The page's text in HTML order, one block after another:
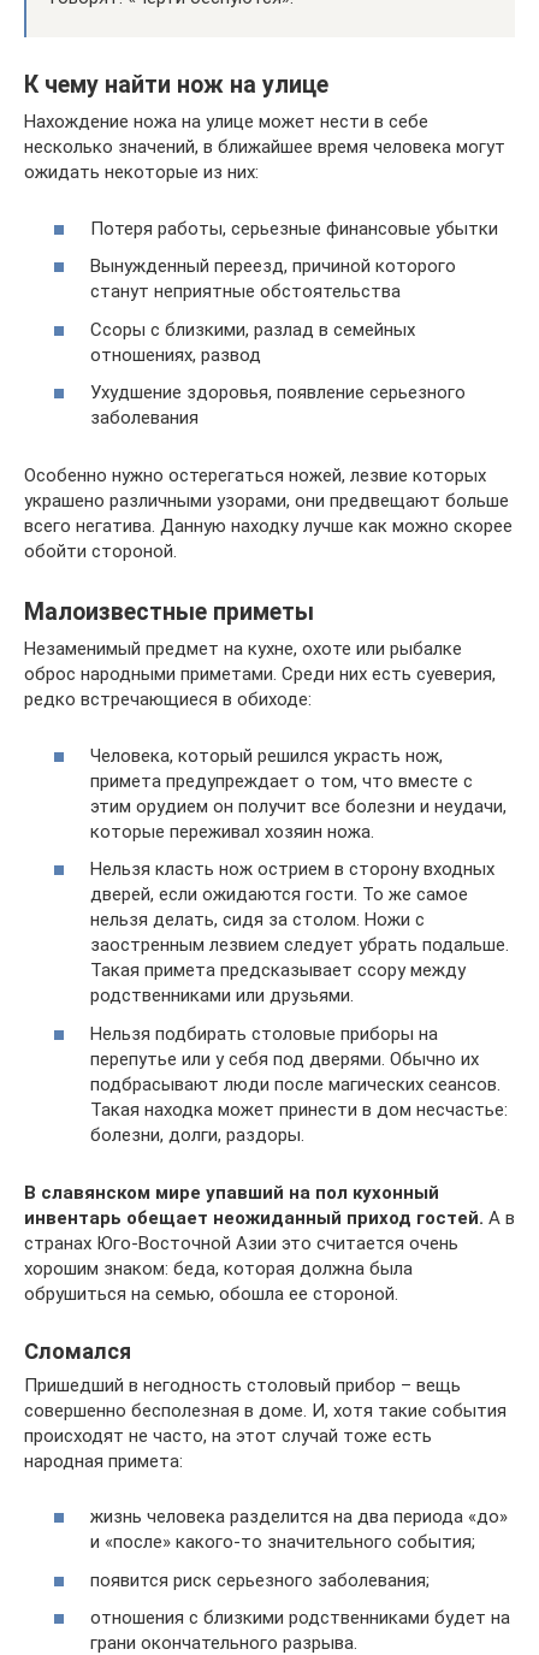
К чему найти нож на улице
Нахождение ножа на улице может нести в себе
несколько значений, в ближайшее время человека могут
ожидать некоторые из них:
Потеря работы, серьезные финансовые убытки
Вынужденный переезд, причиной которого
станут неприятные обстоятельства
Ссоры с близкими, разлад в семейных
отношениях, развод
Ухудшение здоровья, появление серьезного
заболевания
Особенно нужно остерегаться ножей, лезвие которых
украшено различными узорами, они предвещают больше
всего негатива. Данную находку лучше как можно скорее
обойти стороной.
Малоизвестные приметы
Незаменимый предмет на кухне, охоте или рыбалке
оброс народными приметами. Среди них есть суеверия,
редко встречающиеся в обиходе:
Человека, который решился украсть нож,
примета предупреждает о том, что вместе с
этим орудием он получит все болезни и неудачи,
которые переживал хозяин ножа.
Нельзя класть нож острием в сторону входных
дверей, если ожидаются гости. То же самое
нельзя делать, сидя за столом. Ножи с
заостренным лезвием следует убрать подальше.
Такая примета предсказывает ссору между
родственниками или друзьями.
Нельзя подбирать столовые приборы на
перепутье или у себя под дверями. Обычно их
подбрасывают люди после магических сеансов.
Такая находка может принести в дом несчастье:
болезни, долги, раздоры.
В славянском мире упавший на пол кухонный
инвентарь обещает неожиданный приход гостей. А в
странах Юго-Восточной Азии это считается очень
хорошим знаком: беда, которая должна была
обрушиться на семью, обошла ее стороной.
Сломался
Пришедший в негодность столовый прибор – вещь
совершенно бесполезная в доме. И, хотя такие события
происходят не часто, на этот случай тоже есть
народная примета:
жизнь человека разделится на два периода «до»
и «после» какого-то значительного события;
появится риск серьезного заболевания;
отношения с близкими родственниками будет на
грани окончательного разрыва.